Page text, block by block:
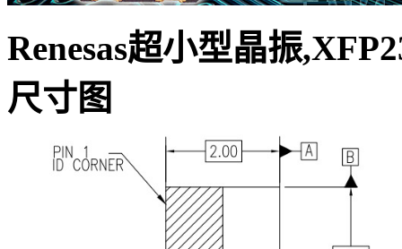
Renesas超小型晶振
尺寸图